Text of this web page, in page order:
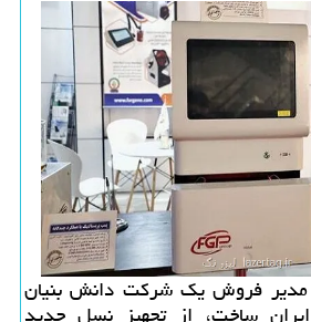
مدیر فروش یک شرکت دانش بنیان